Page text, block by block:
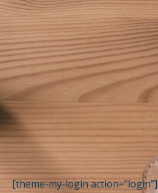
[theme-my-login action=”login”]